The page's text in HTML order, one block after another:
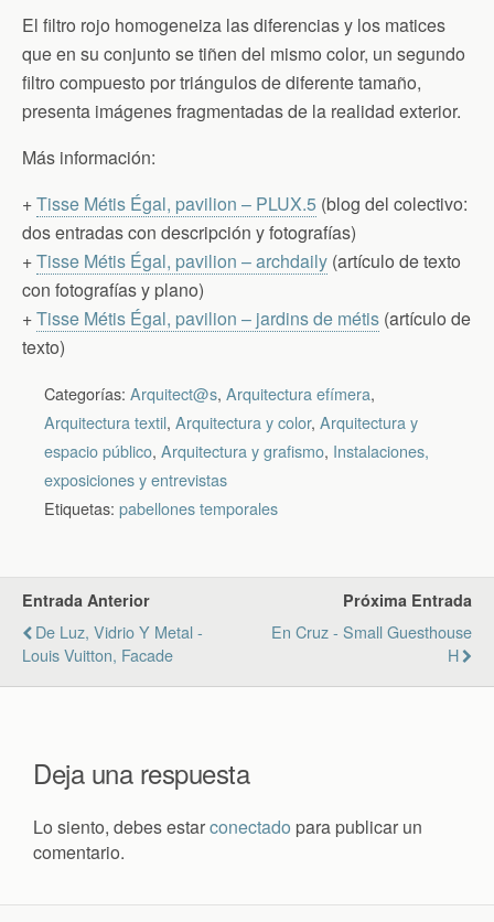
El filtro rojo homogeneiza las diferencias y los matices
que en su conjunto se tiñen del mismo color, un segundo
filtro compuesto por triángulos de diferente tamaño,
presenta imágenes fragmentadas de la realidad exterior.
Más información:
+Tisse Métis Égal, pavilion – PLUX.5 (blog del colectivo:
dos entradas con descripción y fotografías)
+Tisse Métis Égal, pavilion – archdaily (artículo de texto
con fotografías y plano)
+Tisse Métis Égal, pavilion – jardins de métis (artículo de
texto)
Categorías: Arquitect@s, Arquitectura efímera,
Arquitectura textil, Arquitectura y color, Arquitectura y
espacio público, Arquitectura y grafismo, Instalaciones,
exposiciones y entrevistas
Etiquetas: pabellones temporales
Entrada Anterior
De Luz, Vidrio Y Metal -
Louis Vuitton, Facade
Próxima Entrada
En Cruz - Small Guesthouse
H
Deja una respuesta
Lo siento, debes estarconectado para publicar un
comentario.